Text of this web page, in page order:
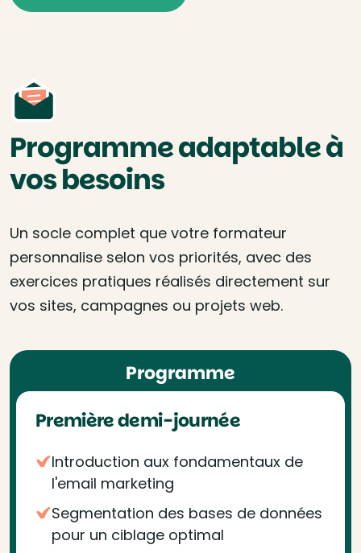
Programme adaptable à
vos besoins
Un socle complet que votre formateur
personnalise selon vos priorités, avec des
exercices pratiques réalisés directement sur
vos sites, campagnes ou projets web.
Programme
Première demi-journée
Introduction aux fondamentaux de
l'email marketing
Segmentation des bases de données
pour un ciblage optimal